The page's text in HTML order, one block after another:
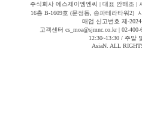
주식회사 에스제이엠엔씨 | 대표 안해조 |
16층 B-1609호 (문정동, 송파테라타워2)
매업 신고번호 제-
고객센터 cs_moa@sjmnc.co.kr | 02-
12:30~13:30 / 주말
AsiaN. ALL